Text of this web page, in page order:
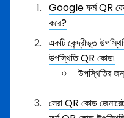
Google ফর্ম QR কোড
করে?
একটি কেন্দ্রীভূত
উপস্থিতি QR কোড৷
উপস্থিতির
সেরা QR কোড